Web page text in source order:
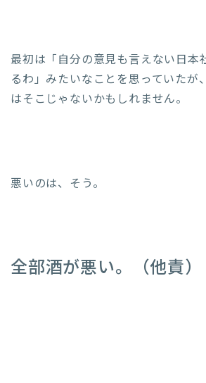
最初は「自分の意見も言えない日本
るわ」みたいなことを思っていたが
はそこじゃないかもしれません。
悪いのは、そう。
全部酒が悪い。（他責）